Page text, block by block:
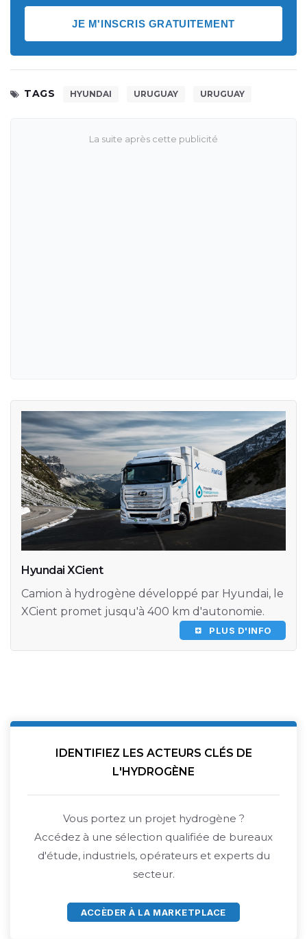
JE M'INSCRIS GRATUITEMENT
TAGS HYUNDAI URUGUAY URUGUAY
Hyundai XCient
Camion à hydrogène développé par Hyundai, le
XCient promet jusqu'à 400 km d'autonomie.
PLUS D'INFO
IDENTIFIEZ LES ACTEURS CLÉS DE
L'HYDROGÈNE
Vous portez un projet hydrogène ?
Accédez à une sélection qualifiée de bureaux
d'étude, industriels, opérateurs et experts du
secteur.
ACCÈDER À LA MARKETPLACE